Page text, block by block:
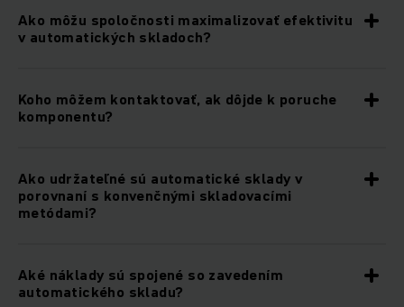
Ako môžu spoločnosti maximalizovať efektivitu
v automatických skladoch?
Koho môžem kontaktovať, ak dôjde k poruche
komponentu?
Ako udržateľné sú automatické sklady v
porovnaní s konvenčnými skladovacími
metódami?
Aké náklady sú spojené so zavedením
automatického skladu?